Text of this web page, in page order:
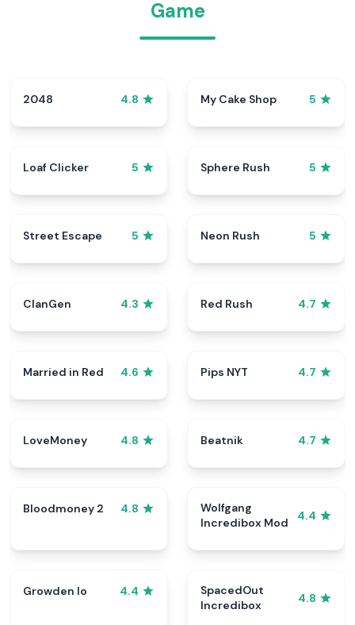
Game
2048 4.8 My Cake Shop 5
Loaf Clicker 5 Sphere Rush 5
Street Escape 5 Neon Rush 5
ClanGen 4.3 Red Rush 4.7
Married in Red 4.6 Pips NYT 4.7
LoveMoney 4.8 Beatnik 4.7
Bloodmoney 2 4.8
Wolfgang
Incredibox Mod
4.4
Growden Io 4.4
SpacedOut
Incredibox
4.8